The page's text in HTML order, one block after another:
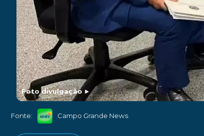
Foto divulgação►
Fonte: Campo Grande News